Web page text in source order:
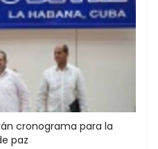
cronograma para la
paz